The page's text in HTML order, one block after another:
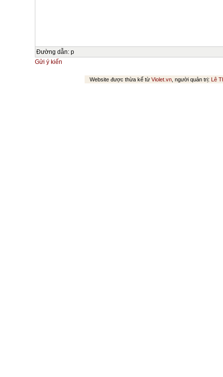
Đường dẫn: p
Gửi ý kiến
Website được thừa kế từ Violet.vn , người quản trị: Lê